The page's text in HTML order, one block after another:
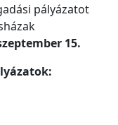
pályázatot
15.